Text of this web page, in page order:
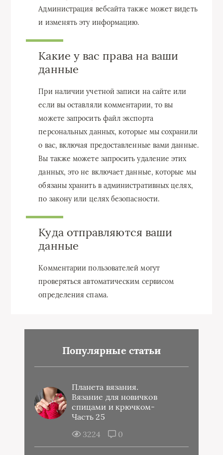
Администрация вебсайта также может видеть
и изменять эту информацию.
Какие у вас права на ваши
данные
При наличии учетной записи на сайте или
если вы оставляли комментарии, то вы
можете запросить файл экспорта
персональных данных, которые мы сохранили
о вас, включая предоставленные вами данные.
Вы также можете запросить удаление этих
данных, это не включает данные, которые мы
обязаны хранить в административных целях,
по закону или целях безопасности.
Куда отправляются ваши
данные
Комментарии пользователей могут
проверяться автоматическим сервисом
определения спама.
Популярные статьи
Планета вязания.
Вязание для новичков
спицами и крючком-
Часть 25
3224
0